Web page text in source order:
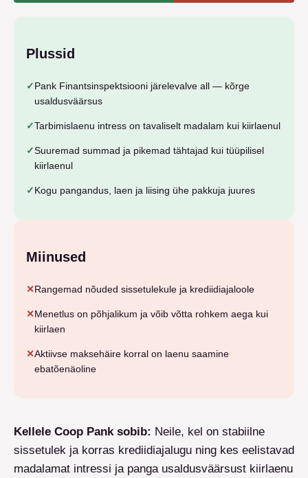
Plussid
✓Pank Finantsinspektsiooni järelevalve all — kõrge
usaldusväärsus
✓Tarbimislaenu intress on tavaliselt madalam kui kiirlaenul
✓Suuremad summad ja pikemad tähtajad kui tüüpilisel
kiirlaenul
✓Kogu pangandus, laen ja liising ühe pakkuja juures
Miinused
✕Rangemad nõuded sissetulekule ja krediidiajaloole
✕Menetlus on põhjalikum ja võib võtta rohkem aega kui
kiirlaen
✕Aktiivse maksehäire korral on laenu saamine
ebatõenäoline
Kellele Coop Pank sobib: Neile, kel on stabiilne
sissetulek ja korras krediidiajalugu ning kes eelistavad
madalamat intressi ja panga usaldusväärsust kiirlaenu